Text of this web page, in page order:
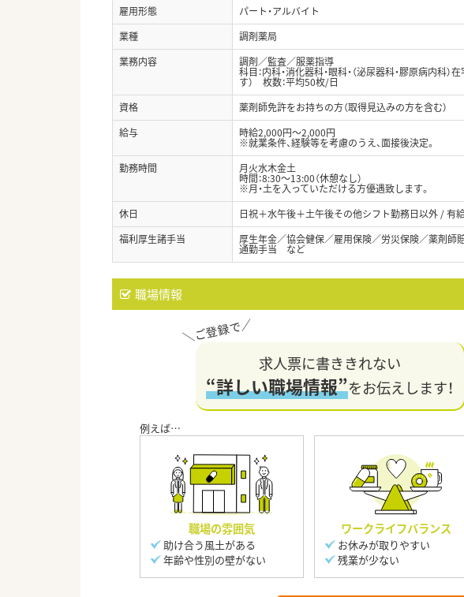
雇用形態
パート・アルバイト
業種
調剤薬局
業務内容
調剤／監査／服薬指導
科目：内科・消化器科・眼科・（泌尿器科・膠原病内科
す） 枚数：平均50枚/日
資格
薬剤師免許をお持ちの方（取得見込みの方を含む）
給与
時給2,000円～2,000円
※就業条件、経験等を考慮のうえ、面接後決定。
勤務時間
月火水木金土
時間：8:30～13:00（休憩なし）
※月・土を入っていただける方優遇致します。
休日
日祝＋水午後＋土午後その他シフト勤務日以外 / 有
福利厚生諸手当
厚生年金／協会健保／雇用保険／労災保険／薬剤師
通勤手当 など
職場情報
求人票に書ききれない
“詳しい職場情報”をお伝えします！
職場の雰囲気
助け合う風土がある
年齢や性別の壁がない
ワークライフバランス
お休みが取りやすい
残業が少ない